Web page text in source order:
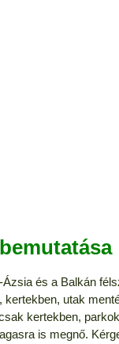
és a Balkán
kertekben, utak
kertekben,
is megnő.